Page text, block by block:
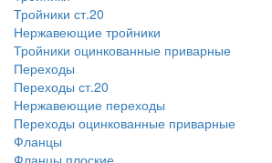
Тройники ст.20
Нержавеющие тройники
Тройники оцинкованные приварные
Переходы
Переходы ст.20
Нержавеющие переходы
Переходы оцинкованные приварные
Фланцы